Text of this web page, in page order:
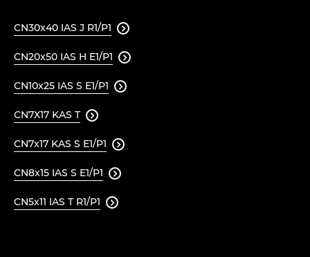
CN30x40 IAS J R1/P1 
CN20x50 IAS H E1/P1 
CN10x25 IAS S E1/P1 
CN7X17 KAS T 
CN7x17 KAS S E1/P1 
CN8x15 IAS S E1/P1 
CN5x11 IAS T R1/P1 